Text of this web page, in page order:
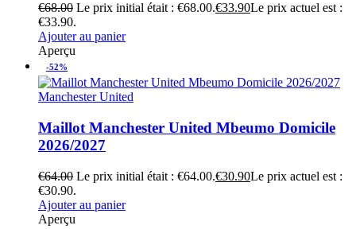
€68.00 Le prix initial était : €68.00.€33.90Le prix actuel est :
€33.90.
Ajouter au panier
Aperçu
-52%
Manchester United
Maillot Manchester United Mbeumo Domicile
2026/2027
€64.00 Le prix initial était : €64.00.€30.90Le prix actuel est :
€30.90.
Ajouter au panier
Aperçu